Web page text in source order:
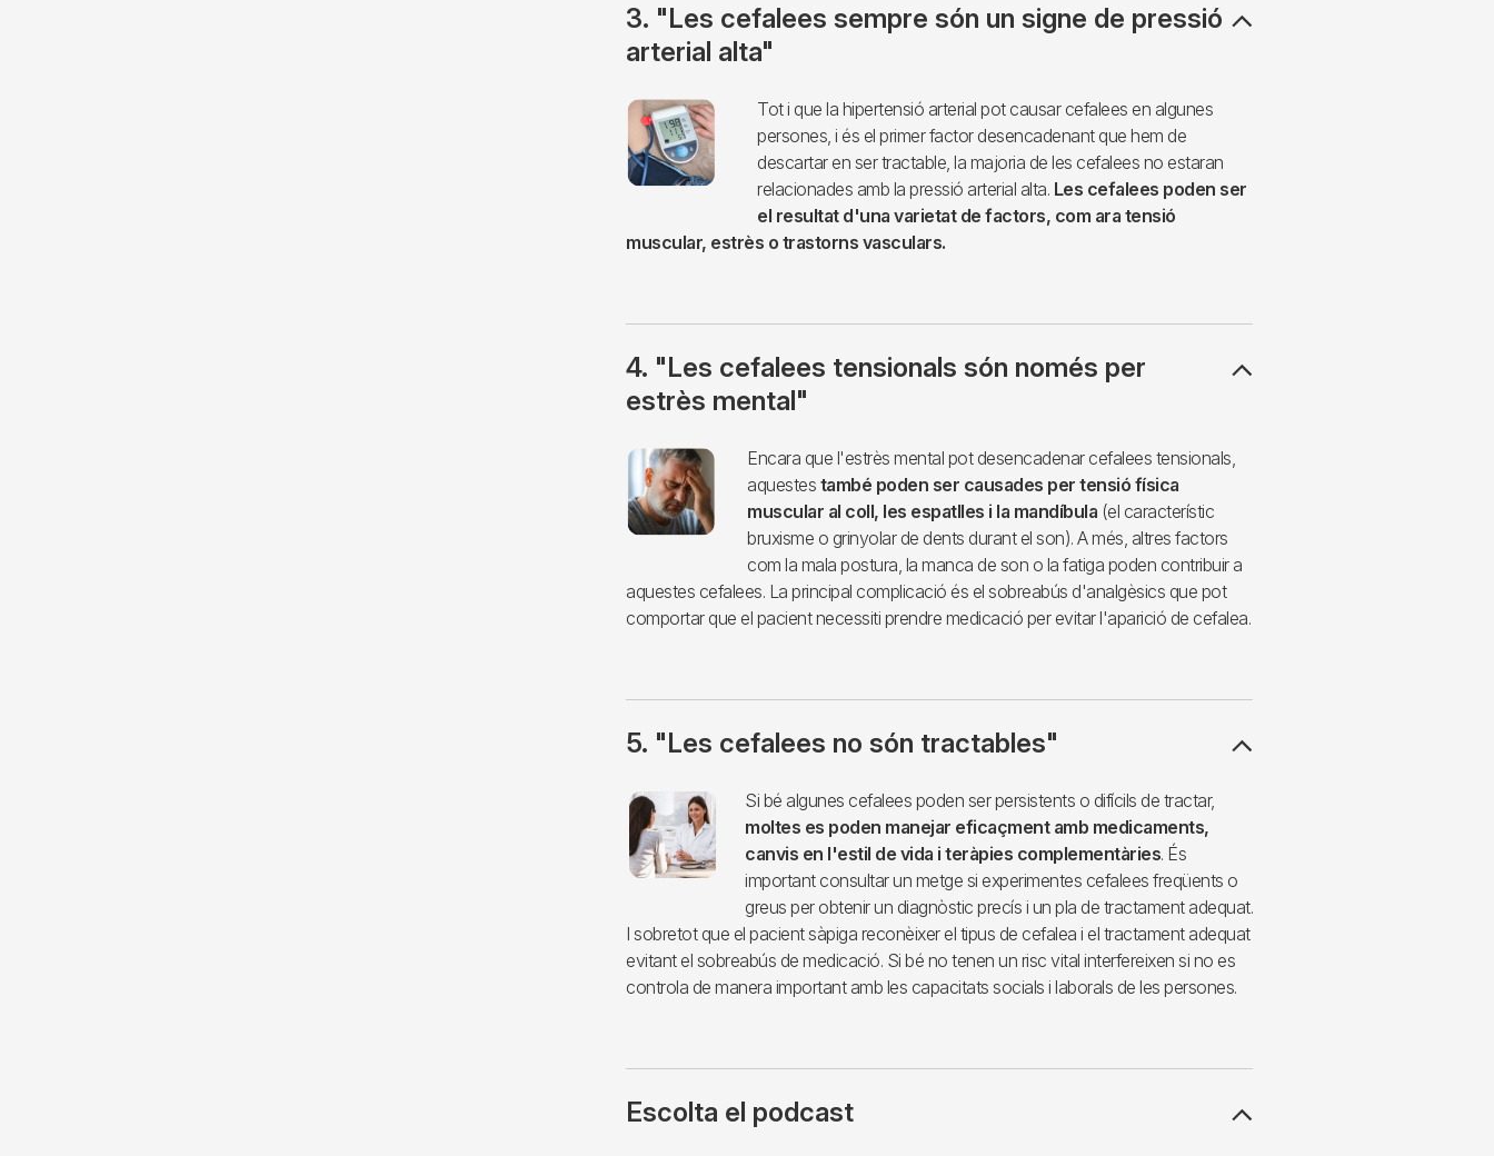
3. "Les cefalees sempre són un signe de pressió
arterial alta"
Imagen
Tot i que la hipertensió arterial pot causar cefalees en algunes
persones, i és el primer factor desencadenant que hem de
descartar en ser tractable, la majoria de les cefalees no estaran
relacionades amb la pressió arterial alta. Les cefalees poden ser
el resultat d'una varietat de factors, com ara tensió
muscular, estrès o trastorns vasculars.
4. "Les cefalees tensionals són només per
estrès mental"
Imagen
Encara que l'estrès mental pot desencadenar cefalees tensionals,
aquestes també poden ser causades per tensió física
muscular al coll, les espatlles i la mandíbula (el característic
bruxisme o grinyolar de dents durant el son). A més, altres factors
com la mala postura, la manca de son o la fatiga poden contribuir a
aquestes cefalees. La principal complicació és el sobreabús d'analgèsics que pot
comportar que el pacient necessiti prendre medicació per evitar l'aparició de cefalea.
5. "Les cefalees no són tractables"
Imagen
Si bé algunes cefalees poden ser persistents o difícils de tractar,
moltes es poden manejar eficaçment amb medicaments,
canvis en l'estil de vida i teràpies complementàries. És
important consultar un metge si experimentes cefalees freqüents o
greus per obtenir un diagnòstic precís i un pla de tractament adequat.
I sobretot que el pacient sàpiga reconèixer el tipus de cefalea i el tractament adequat
evitant el sobreabús de medicació. Si bé no tenen un risc vital interfereixen si no es
controla de manera important amb les capacitats socials i laborals de les persones.
Escolta el podcast